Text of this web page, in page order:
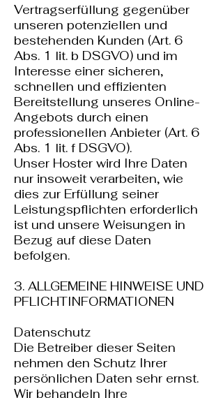
Vertragserfüllung gegenüber
unseren potenziellen und
bestehenden Kunden (Art. 6
Abs. 1 lit. b DSGVO) und im
Interesse einer sicheren,
schnellen und effizienten
Bereitstellung unseres Online-
Angebots durch einen
professionellen Anbieter (Art. 6
Abs. 1 lit. f DSGVO).
Unser Hoster wird Ihre Daten
nur insoweit verarbeiten, wie
dies zur Erfüllung seiner
Leistungspflichten erforderlich
ist und unsere Weisungen in
Bezug auf diese Daten
befolgen.
3. ALLGEMEINE HINWEISE UND
PFLICHTINFORMATIONEN
Datenschutz
Die Betreiber dieser Seiten
nehmen den Schutz Ihrer
persönlichen Daten sehr ernst.
Wir behandeln Ihre